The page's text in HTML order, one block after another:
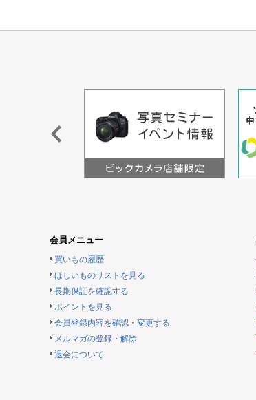
会員メニュー
買いもの履歴
ほしいものリストを見る
長期保証を確認する
ポイントを見る
会員登録内容を確認・変更する
メルマガの登録・解除
退会について